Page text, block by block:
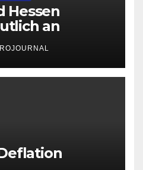
Hessen
an
Startup-